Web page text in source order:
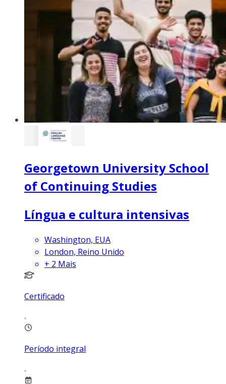
Georgetown University School
of Continuing Studies
Língua e cultura intensivas
Washington, EUA
London, Reino Unido
+ 2 Mais
Certificado
Período integral